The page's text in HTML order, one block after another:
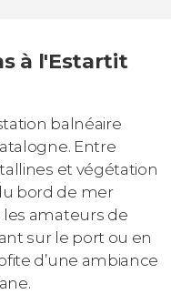
à l'Estartit
balnéaire
Entre
et végétation
bord de mer
amateurs de
sur le port ou en
d’une ambiance